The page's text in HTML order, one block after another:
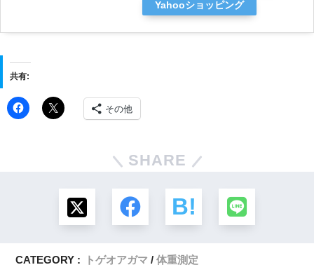
Yahooショッピング
共有:
その他
SHARE
CATEGORY : トゲオアガマ 体重測定